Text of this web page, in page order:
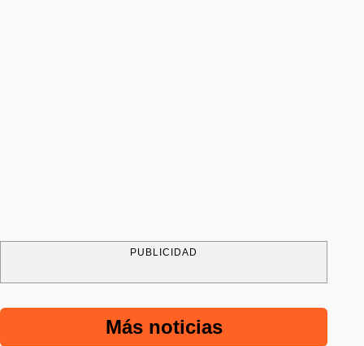
PUBLICIDAD
Más noticias